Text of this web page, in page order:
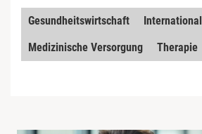
Gesundheitswirtschaft
International
Medizinische Versorgung
Therapie